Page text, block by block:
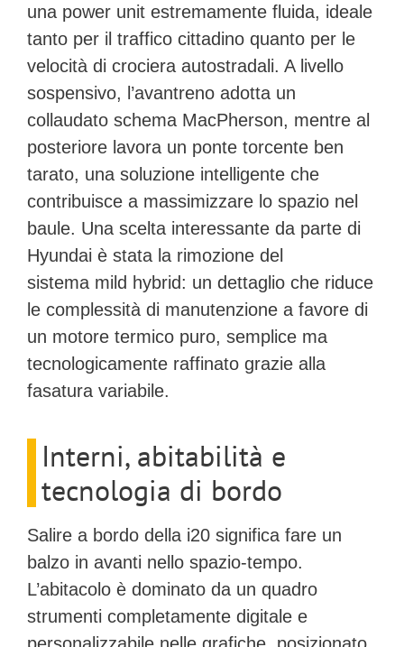
una power unit estremamente fluida, ideale
tanto per il traffico cittadino quanto per le
velocità di crociera autostradali. A livello
sospensivo, l’avantreno adotta un
collaudato schema MacPherson, mentre al
posteriore lavora un ponte torcente ben
tarato, una soluzione intelligente che
contribuisce a massimizzare lo spazio nel
baule. Una scelta interessante da parte di
Hyundai è stata la rimozione del
sistema mild hybrid: un dettaglio che riduce
le complessità di manutenzione a favore di
un motore termico puro, semplice ma
tecnologicamente raffinato grazie alla
fasatura variabile.
Interni, abitabilità e
tecnologia di bordo
Salire a bordo della i20 significa fare un
balzo in avanti nello spazio-tempo.
L’abitacolo è dominato da un quadro
strumenti completamente digitale e